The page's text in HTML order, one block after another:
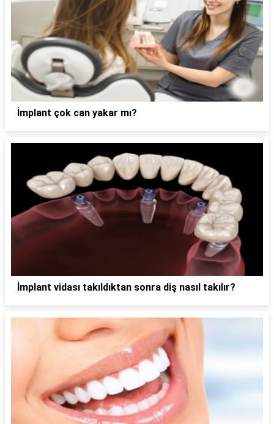
İmplant çok can yakar mı?
İmplant vidası takıldıktan sonra diş nasıl takılır?